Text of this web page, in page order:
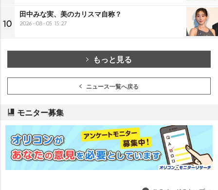
10
田中みな実、美のカリスマ自称？
2026-08-05 15:27
もっと見る
ニュース一覧へ戻る
モニター募集